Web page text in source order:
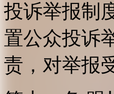
投诉举报制
置公众投诉
责，对举报